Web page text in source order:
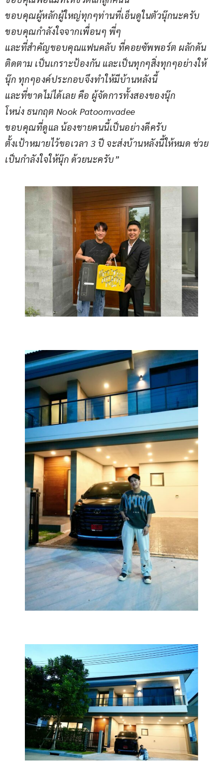
ขอบคุณผู้หลักผู้ใหญ่ทุกๆท่านที่เอ็นดูในตัวนุ๊กนะครับ
ขอบคุณกำลังใจจากเพื่อนๆ พี่ๆ
และที่สำคัญขอบคุณแฟนคลับ ที่คอยซัพพอร์ต ผลักดัน
ติดตาม เป็นเกราะป้องกัน และเป็นทุกๆสิ่งทุกๆอย่างให้
นุ๊ก ทุกๆองค์ประกอบจึงทำให้มีบ้านหลังนี้
และที่ขาดไม่ได้เลย คือ ผู้จัดการทั้งสองของนุ๊ก
โหน่ง ธนกฤต Nook Patoomvadee
ขอบคุณที่ดูแล น้องชายคนนี้เป็นอย่างดีครับ
ตั้งเป้าหมายไว้ขอเวลา 3 ปี จะส่งบ้านหลังนี้ให้หมด ช่วย
เป็นกำลังใจให้นุ๊ก ด้วยนะครับ”